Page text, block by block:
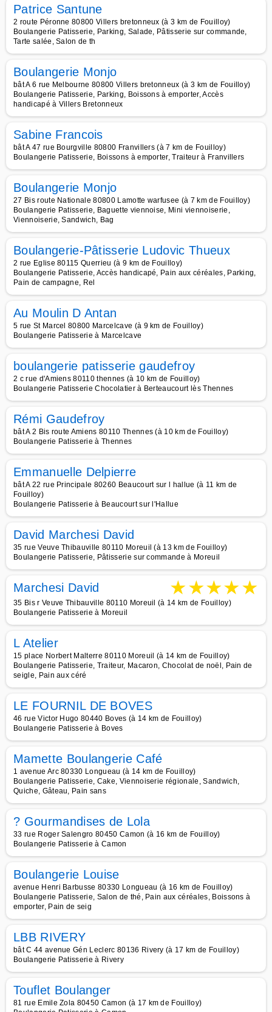
Patrice Santune
2 route Péronne 80800 Villers bretonneux (à 3 km de Fouilloy)
Boulangerie Patisserie, Parking, Salade, Pâtisserie sur commande,
Tarte salée, Salon de th
Boulangerie Monjo
bât A 6 rue Melbourne 80800 Villers bretonneux (à 3 km de Fouilloy)
Boulangerie Patisserie, Parking, Boissons à emporter, Accès
handicapé à Villers Bretonneux
Sabine Francois
bât A 47 rue Bourgville 80800 Franvillers (à 7 km de Fouilloy)
Boulangerie Patisserie, Boissons à emporter, Traiteur à Franvillers
Boulangerie Monjo
27 Bis route Nationale 80800 Lamotte warfusee (à 7 km de Fouilloy)
Boulangerie Patisserie, Baguette viennoise, Mini viennoiserie,
Viennoiserie, Sandwich, Bag
Boulangerie-Pâtisserie Ludovic Thueux
2 rue Eglise 80115 Querrieu (à 9 km de Fouilloy)
Boulangerie Patisserie, Accès handicapé, Pain aux céréales, Parking,
Pain de campagne, Rel
Au Moulin D Antan
5 rue St Marcel 80800 Marcelcave (à 9 km de Fouilloy)
Boulangerie Patisserie à Marcelcave
boulangerie patisserie gaudefroy
2 c rue d'Amiens 80110 thennes (à 10 km de Fouilloy)
Boulangerie Patisserie Chocolatier à Berteaucourt lès Thennes
Rémi Gaudefroy
bât A 2 Bis route Amiens 80110 Thennes (à 10 km de Fouilloy)
Boulangerie Patisserie à Thennes
Emmanuelle Delpierre
bât A 22 rue Principale 80260 Beaucourt sur l hallue (à 11 km de
Fouilloy)
Boulangerie Patisserie à Beaucourt sur l'Hallue
David Marchesi David
35 rue Veuve Thibauville 80110 Moreuil (à 13 km de Fouilloy)
Boulangerie Patisserie, Pâtisserie sur commande à Moreuil
Marchesi David ★★★★★
35 Bis r Veuve Thibauville 80110 Moreuil (à 14 km de Fouilloy)
Boulangerie Patisserie à Moreuil
L Atelier
15 place Norbert Malterre 80110 Moreuil (à 14 km de Fouilloy)
Boulangerie Patisserie, Traiteur, Macaron, Chocolat de noël, Pain de
seigle, Pain aux céré
LE FOURNIL DE BOVES
46 rue Victor Hugo 80440 Boves (à 14 km de Fouilloy)
Boulangerie Patisserie à Boves
Mamette Boulangerie Café
1 avenue Arc 80330 Longueau (à 14 km de Fouilloy)
Boulangerie Patisserie, Cake, Viennoiserie régionale, Sandwich,
Quiche, Gâteau, Pain sans
? Gourmandises de Lola
33 rue Roger Salengro 80450 Camon (à 16 km de Fouilloy)
Boulangerie Patisserie à Camon
Boulangerie Louise
avenue Henri Barbusse 80330 Longueau (à 16 km de Fouilloy)
Boulangerie Patisserie, Salon de thé, Pain aux céréales, Boissons à
emporter, Pain de seig
LBB RIVERY
bât C 44 avenue Gén Leclerc 80136 Rivery (à 17 km de Fouilloy)
Boulangerie Patisserie à Rivery
Touflet Boulanger
81 rue Emile Zola 80450 Camon (à 17 km de Fouilloy)